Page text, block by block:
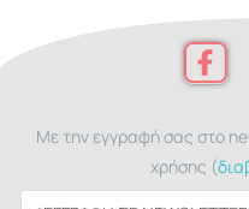
Με την εγγραφή σας στο
χρήσης (